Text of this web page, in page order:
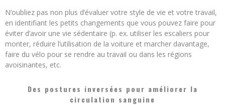
N’oubliez pas non plus d’évaluer votre style de vie et votre travail,
en identifiant les petits changements que vous pouvez faire pour
éviter d’avoir une vie sédentaire (p. ex. utiliser les escaliers pour
monter, réduire l’utilisation de la voiture et marcher davantage,
faire du vélo pour se rendre au travail ou dans les régions
avoisinantes, etc.
Des postures inversées pour améliorer la
circulation sanguine